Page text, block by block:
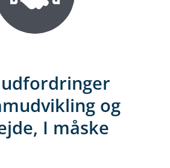
og
I måske